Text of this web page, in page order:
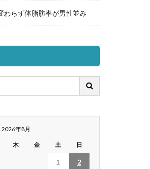
わらず体脂肪率が男性並み
2026年8月
木 金 土 日
1 2